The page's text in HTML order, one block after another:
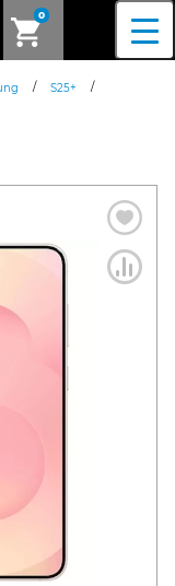
0
/ S25+
/